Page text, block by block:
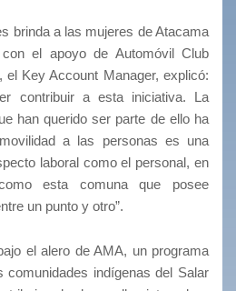
brinda a las mujeres de Atacama
el apoyo de Automóvil Club
el Key Account Manager, explicó:
contribuir a esta iniciativa. La
han querido ser parte de ello ha
a las personas es una
laboral como el personal, en
esta comuna que posee
un punto y otro”.
el alero de AMA, un programa
indígenas del Salar